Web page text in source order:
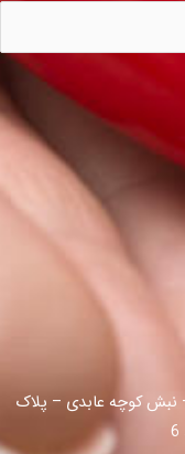
نبش کوچه عابدی – پلاک